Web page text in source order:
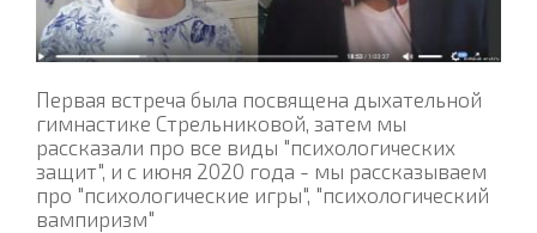
Первая встреча была посвящена дыхательной
гимнастике Стрельниковой, затем мы
рассказали про все виды "психологических
защит", и с июня 2020 года - мы рассказываем
про "психологические игры", "психологический
вампиризм"